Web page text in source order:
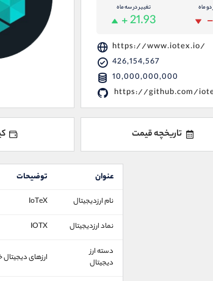
ماه تغییر در سه ماه
+ 21.93
https://www.iotex.io/
426,154,567
10,000,000,000
https://github.com/
تاریخچه قیمت
عنوان توضیحات
نام ارزدیجیتال IoTeX
نماد ارزدیجیتال IOTX
دسته ارز
دیجیتال
ارزهای